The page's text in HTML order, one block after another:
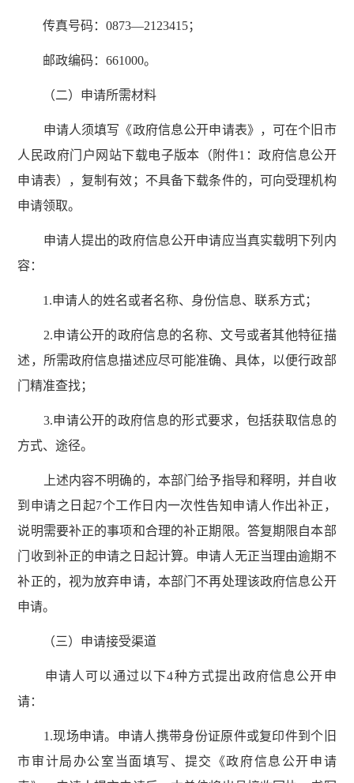
传真号码：0873—2123415；
邮政编码：661000。
（二）申请所需材料
申请人须填写《政府信息公开申请表》，可在个旧市
人民政府门户网站下载电子版本（附件1：政府信息公开
申请表），复制有效；不具备下载条件的，可向受理机构
申请领取。
申请人提出的政府信息公开申请应当真实载明下列内
容：
1.申请人的姓名或者名称、身份信息、联系方式；
2.申请公开的政府信息的名称、文号或者其他特征描
述，所需政府信息描述应尽可能准确、具体，以便行政部
门精准查找；
3.申请公开的政府信息的形式要求，包括获取信息的
方式、途径。
上述内容不明确的，本部门给予指导和释明，并自收
到申请之日起7个工作日内一次性告知申请人作出补正，
说明需要补正的事项和合理的补正期限。答复期限自本部
门收到补正的申请之日起计算。申请人无正当理由逾期不
补正的，视为放弃申请，本部门不再处理该政府信息公开
申请。
（三）申请接受渠道
申请人可以通过以下4种方式提出政府信息公开申
请：
1.现场申请。申请人携带身份证原件或复印件到个旧
市审计局办公室当面填写、提交《政府信息公开申请